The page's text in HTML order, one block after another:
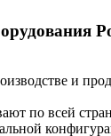
и
по всей